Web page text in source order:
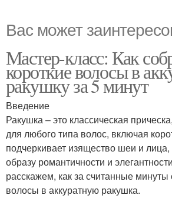
Вас может
Мастер-класс: Как
короткие волосы в
ракушку за 5 минут
Введение
Ракушка – это классическая
для любого типа волос, включая
подчеркивает изящество шеи и
образу романтичности и
расскажем, как за считанные минуты
волосы в аккуратную ракушка.